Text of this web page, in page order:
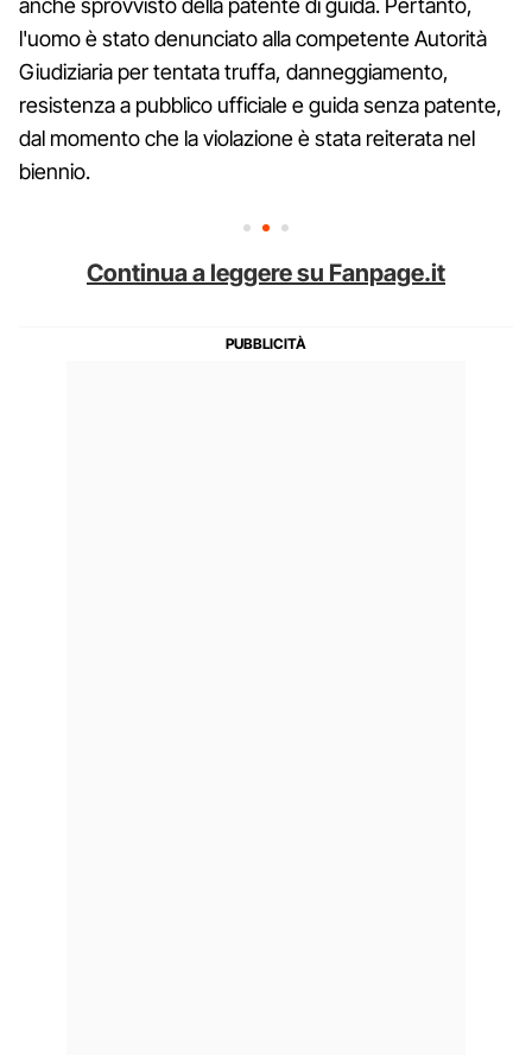
anche sprovvisto della patente di guida. Pertanto,
l'uomo è stato denunciato alla competente Autorità
Giudiziaria per tentata truffa, danneggiamento,
resistenza a pubblico ufficiale e guida senza patente,
dal momento che la violazione è stata reiterata nel
biennio.
Continua a leggere su Fanpage.it